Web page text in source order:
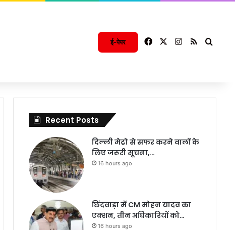
ई-पेपर FacebookInstagram
RSS
Recent Posts
दिल्ली मेट्रो से सफर करने वालों के
लिए जरूरी सूचना,…
16 hours ago
छिंदवाड़ा में CM मोहन यादव का
एक्शन, तीन अधिकारियों को…
16 hours ago